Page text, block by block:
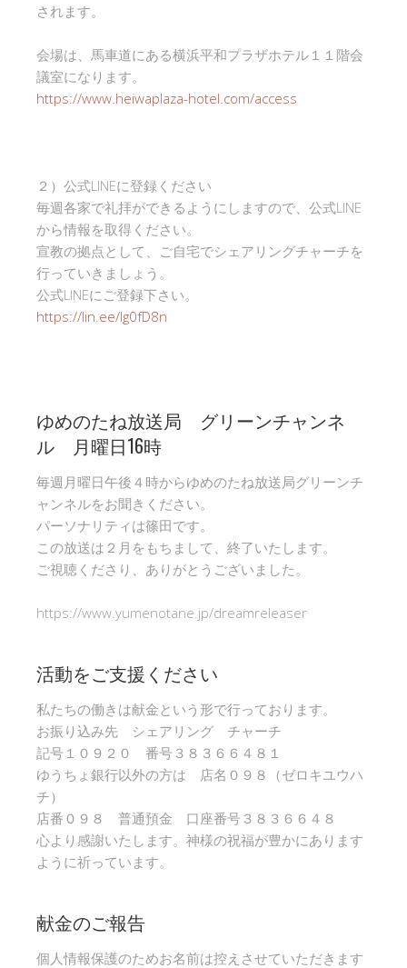
されます。
会場は、馬車道にある横浜平和プラザホテル１１階会
議室になります。
https://www.heiwaplaza-hotel.com/access
２）公式LINEに登録ください
毎週各家で礼拝ができるようにしますので、公式LINE
から情報を取得ください。
宣教の拠点として、ご自宅でシェアリングチャーチを
行っていきましょう。
公式LINEにご登録下さい。
https://lin.ee/Ig0fD8n
ゆめのたね放送局 グリーンチャンネ
ル 月曜日16時
毎週月曜日午後４時からゆめのたね放送局グリーンチ
ャンネルをお聞きください。
パーソナリティは篠田です。
この放送は２月をもちまして、終了いたします。
ご視聴くださり、ありがとうございました。
https://www.yumenotane.jp/dreamreleaser
活動をご支援ください
私たちの働きは献金という形で行っております。
お振り込み先 シェアリング チャーチ
記号１０９２０ 番号３８３６６４８１
ゆうちょ銀行以外の方は 店名０９８（ゼロキユウハ
チ）
店番０９８ 普通預金 口座番号３８３６６４８
心より感謝いたします。神様の祝福が豊かにあります
ように祈っています。
献金のご報告
個人情報保護のためお名前は控えさせていただきます